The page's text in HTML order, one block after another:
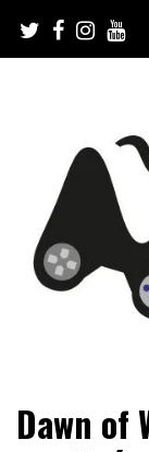
content
Dawn of